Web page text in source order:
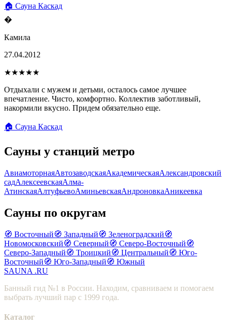
🏠 Сауна Каскад
�
Камила
27.04.2012
★★★★★
Отдыхали с мужем и детьми, осталось самое лучшее
впечатление. Чисто, комфортно. Коллектив заботливый,
накормили вкусно. Придем обязательно еще.
🏠 Сауна Каскад
Сауны у станций метро
АвиамоторнаяАвтозаводскаяАкадемическаяАлександровский
садАлексеевскаяАлма-
АтинскаяАлтуфьевоАминьевскаяАндроновкаАникеевка
Сауны по округам
🧭 Восточный🧭 Западный🧭 Зеленоградский🧭
Новомосковский🧭 Северный🧭 Северо-Восточный🧭
Северо-Западный🧭 Троицкий🧭 Центральный🧭 Юго-
Восточный🧭 Юго-Западный🧭 Южный
SAUNA .RU
Банный гид №1 в России. Находим, сравниваем и помогаем
выбрать лучший пар с 1999 года.
Каталог